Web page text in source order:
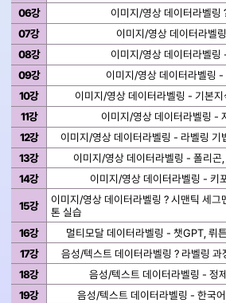
06강
이미지/영상 데이터라벨링
07강
이미지/영상 데이터라벨
08강
이미지/영상 데이터라벨링
09강
이미지/영상 데이터라벨링 -
10강
이미지/영상 데이터라벨링 - 기본
11강
이미지/영상 데이터라벨링 -
12강
이미지/영상 데이터라벨링 - 라벨링 기
13강
이미지/영상 데이터라벨링 - 폴리곤
14강
이미지/영상 데이터라벨링 - 키
15강
이미지/영상 데이터라벨링 ? 시맨틱 세그
톤 실습
16강
멀티모달 데이터라벨링 - 챗GPT, 뤼
17강
음성/텍스트 데이터라벨링 ? 라벨링 과
18강
음성/텍스트 데이터라벨링 - 정
19강
음성/텍스트 데이터라벨링 - 한국